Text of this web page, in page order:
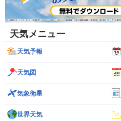
天気メニュー
天気予報
天気図
気象衛星
世界天気